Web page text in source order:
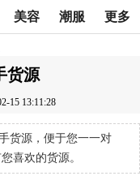
美容 潮服 更多
货源
15 13:11:28
货源，便于您一一对
喜欢的货源。